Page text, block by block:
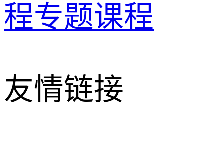
程专题课程
友情链接